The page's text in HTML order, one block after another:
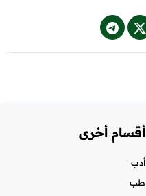
أقسام أخرى
أدب
طب